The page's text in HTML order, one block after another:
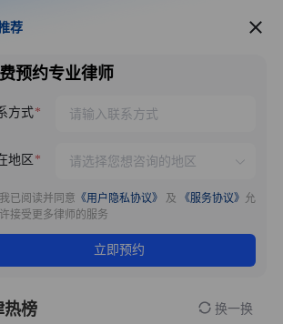
服务推荐
荐
预约专业律师
方式
地区
我已阅读并同意 《用户隐私协议》 及 《服务协议》 允
许接受更多律师的服务
立即预约
热榜 换一换